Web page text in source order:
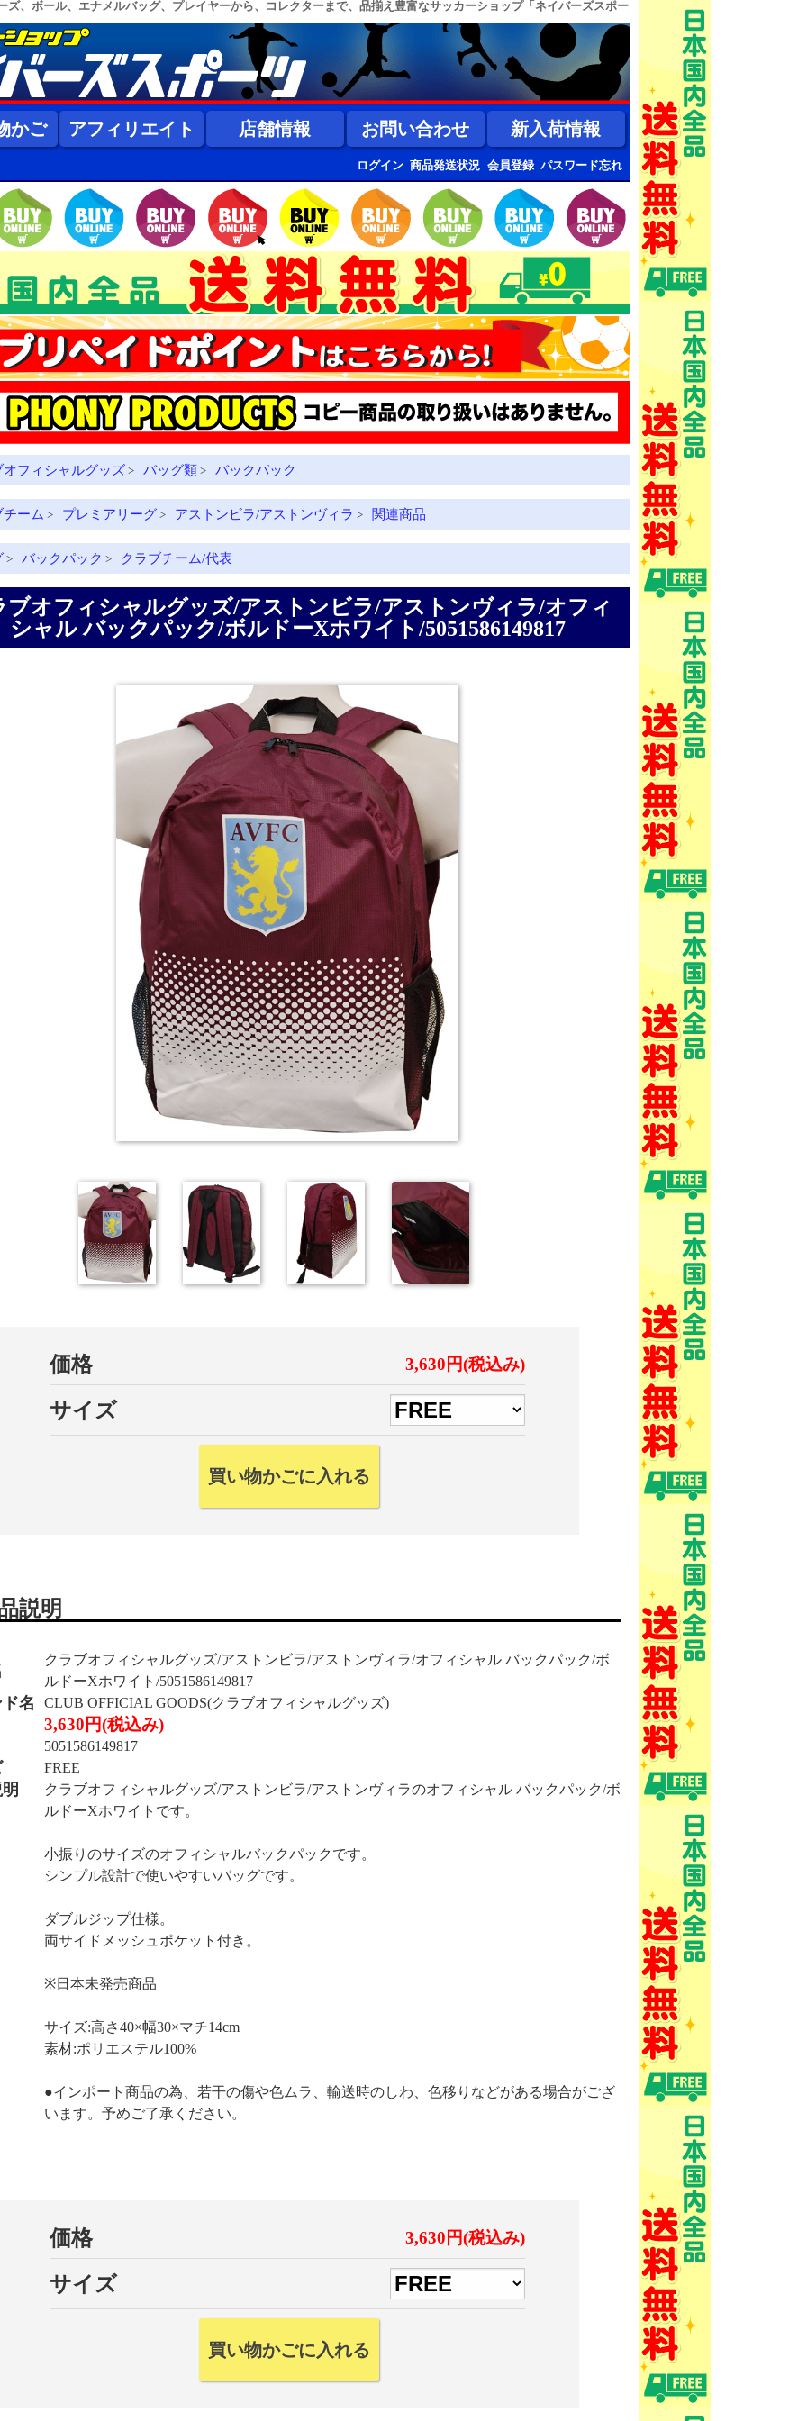
ズ、ボール、エナメルバッグ、プレイヤーから、コレクターまで、品揃え豊富なサッカーショップ「ネイバーズスポー
かご アフィリエイト 店舗情報 お問い合わせ 新入荷情報
ログイン 商品発送状況 会員登録 パスワード忘れ
オフィシャルグッズ > バッグ類 > バックパック
ーム > プレミアリーグ > アストンビラ/アストンヴィラ > 関連商品
> バックパック > クラブチーム/代表
ブオフィシャルグッズ/アストンビラ/アストンヴィラ/オフィ
シャル バックパック/ボルドーXホワイト/5051586149817
価格 3,630円(税込み)
サイズ
説明
クラブオフィシャルグッズ/アストンビラ/アストンヴィラ/オフィシャル バックパック/ボ
ルドーXホワイト/5051586149817
名 CLUB OFFICIAL GOODS(クラブオフィシャルグッズ)
3,630円(税込み)
5051586149817
FREE
クラブオフィシャルグッズ/アストンビラ/アストンヴィラのオフィシャル バックパック/ボ
ルドーXホワイトです。
小振りのサイズのオフィシャルバックパックです。
シンプル設計で使いやすいバッグです。
ダブルジップ仕様。
両サイドメッシュポケット付き。
※日本未発売商品
サイズ:高さ40×幅30×マチ14cm
素材:ポリエステル100%
●インポート商品の為、若干の傷や色ムラ、輸送時のしわ、色移りなどがある場合がござ
います。予めご了承ください。
価格 3,630円(税込み)
サイズ